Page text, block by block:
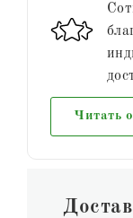
Читать